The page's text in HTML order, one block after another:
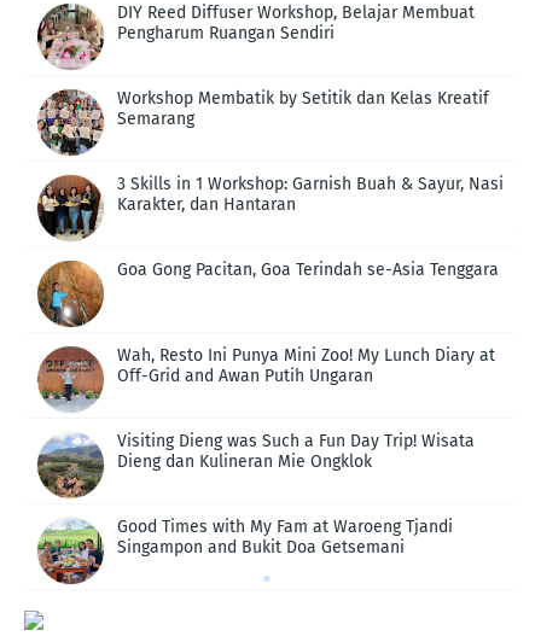
DIY Reed Diffuser Workshop, Belajar Membuat
Pengharum Ruangan Sendiri
Workshop Membatik by Setitik dan Kelas Kreatif
Semarang
3 Skills in 1 Workshop: Garnish Buah & Sayur, Nasi
Karakter, dan Hantaran
Goa Gong Pacitan, Goa Terindah se-Asia Tenggara
Wah, Resto Ini Punya Mini Zoo! My Lunch Diary at
Off-Grid and Awan Putih Ungaran
Visiting Dieng was Such a Fun Day Trip! Wisata
Dieng dan Kulineran Mie Ongklok
Good Times with My Fam at Waroeng Tjandi
Singampon and Bukit Doa Getsemani